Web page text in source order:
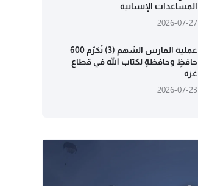
المساعدات الإنسانية
2026-07-27
عملية الفارس الشهم (3) تُكرّم 600
حافظٍ وحافظةٍ لكتاب الله في قطاع
غزة
2026-07-23